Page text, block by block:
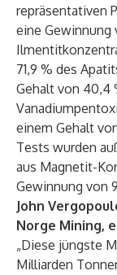
repräsentativen
eine Gewinnung
71,9 % des
Gehalt von 40,4
einem Gehalt
Tests wurden
aus Magnetit-
Gewinnung von
John
Norge Mining,
„Diese jüngste
Milliarden